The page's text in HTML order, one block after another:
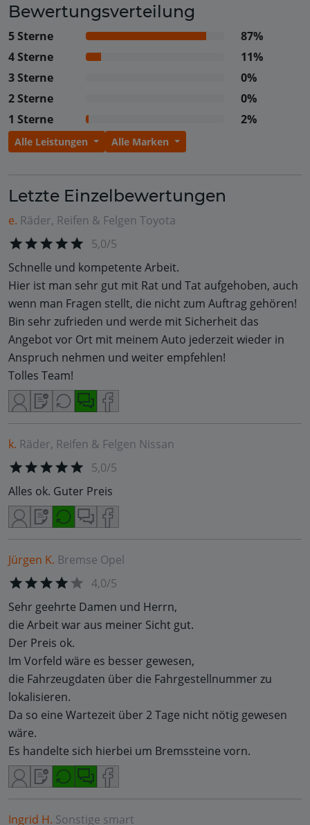
Bewertungsverteilung
5 Sterne
87%
4 Sterne
11%
3 Sterne
0%
2 Sterne
0%
1 Sterne
2%
Alle Leistungen Alle Marken
Letzte Einzelbewertungen
e. Räder, Reifen & Felgen Toyota
5,0/5
Schnelle und kompetente Arbeit.
Hier ist man sehr gut mit Rat und Tat aufgehoben, auch
wenn man Fragen stellt, die nicht zum Auftrag gehören!
Bin sehr zufrieden und werde mit Sicherheit das
Angebot vor Ort mit meinem Auto jederzeit wieder in
Anspruch nehmen und weiter empfehlen!
Tolles Team!
k. Räder, Reifen & Felgen Nissan
5,0/5
Alles ok. Guter Preis
Jürgen K. Bremse Opel
4,0/5
Sehr geehrte Damen und Herrn,
die Arbeit war aus meiner Sicht gut.
Der Preis ok.
Im Vorfeld wäre es besser gewesen,
die Fahrzeugdaten über die Fahrgestellnummer zu
lokalisieren.
Da so eine Wartezeit über 2 Tage nicht nötig gewesen
wäre.
Es handelte sich hierbei um Bremssteine vorn.
Ingrid H. Sonstige smart